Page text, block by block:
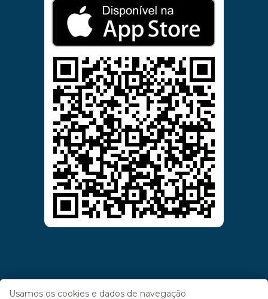
Usamos os cookies e dados de navegação